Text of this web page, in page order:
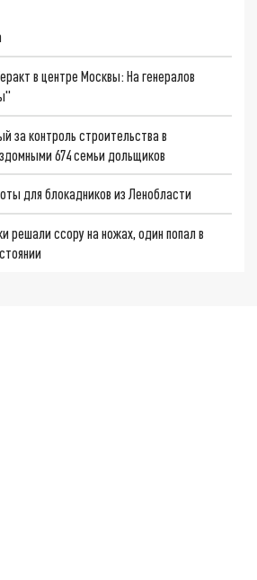
в центре Москвы: На генералов
за контроль строительства в
674 семьи дольщиков
для блокадников из Ленобласти
решали ссору на ножах, один попал в